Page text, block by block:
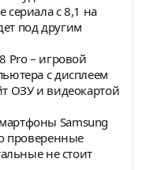
сериала с 8,1 на
под другим
Pro – игровой
с дисплеем
ОЗУ и видеокартой
Samsung
проверенные
не стоит